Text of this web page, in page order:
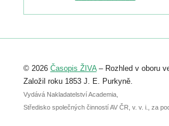
Registrovat se můžete do 6. září.
abstraktu přihlášené přednášky nebo
posteru je už 30. června.
© 2026 Časopis ŽIVA– Rozhled v oboru
Založil roku 1853 J. E. Purkyně.
Vydává Nakladatelství Academia,
Středisko společných činností AV ČR, v. v. i., za